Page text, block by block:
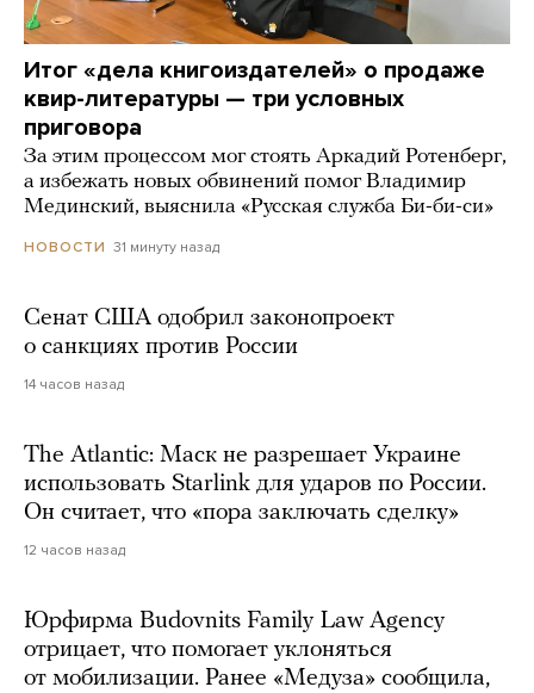
Итог «дела книгоиздателей» о продаже
квир-литературы — три условных
приговора
За этим процессом мог стоять Аркадий Ротенберг,
а избежать новых обвинений помог Владимир
Мединский, выяснила «Русская служба Би-би-си»
НОВОСТИ 31 минуту назад
Сенат США одобрил законопроект
о санкциях против России
14 часов назад
The Atlantic: Маск не разрешает Украине
использовать Starlink для ударов по России.
Он считает, что «пора заключать сделку»
12 часов назад
Юрфирма Budovnits Family Law Agency
отрицает, что помогает уклоняться
от мобилизации. Ранее «Медуза» сообщила,